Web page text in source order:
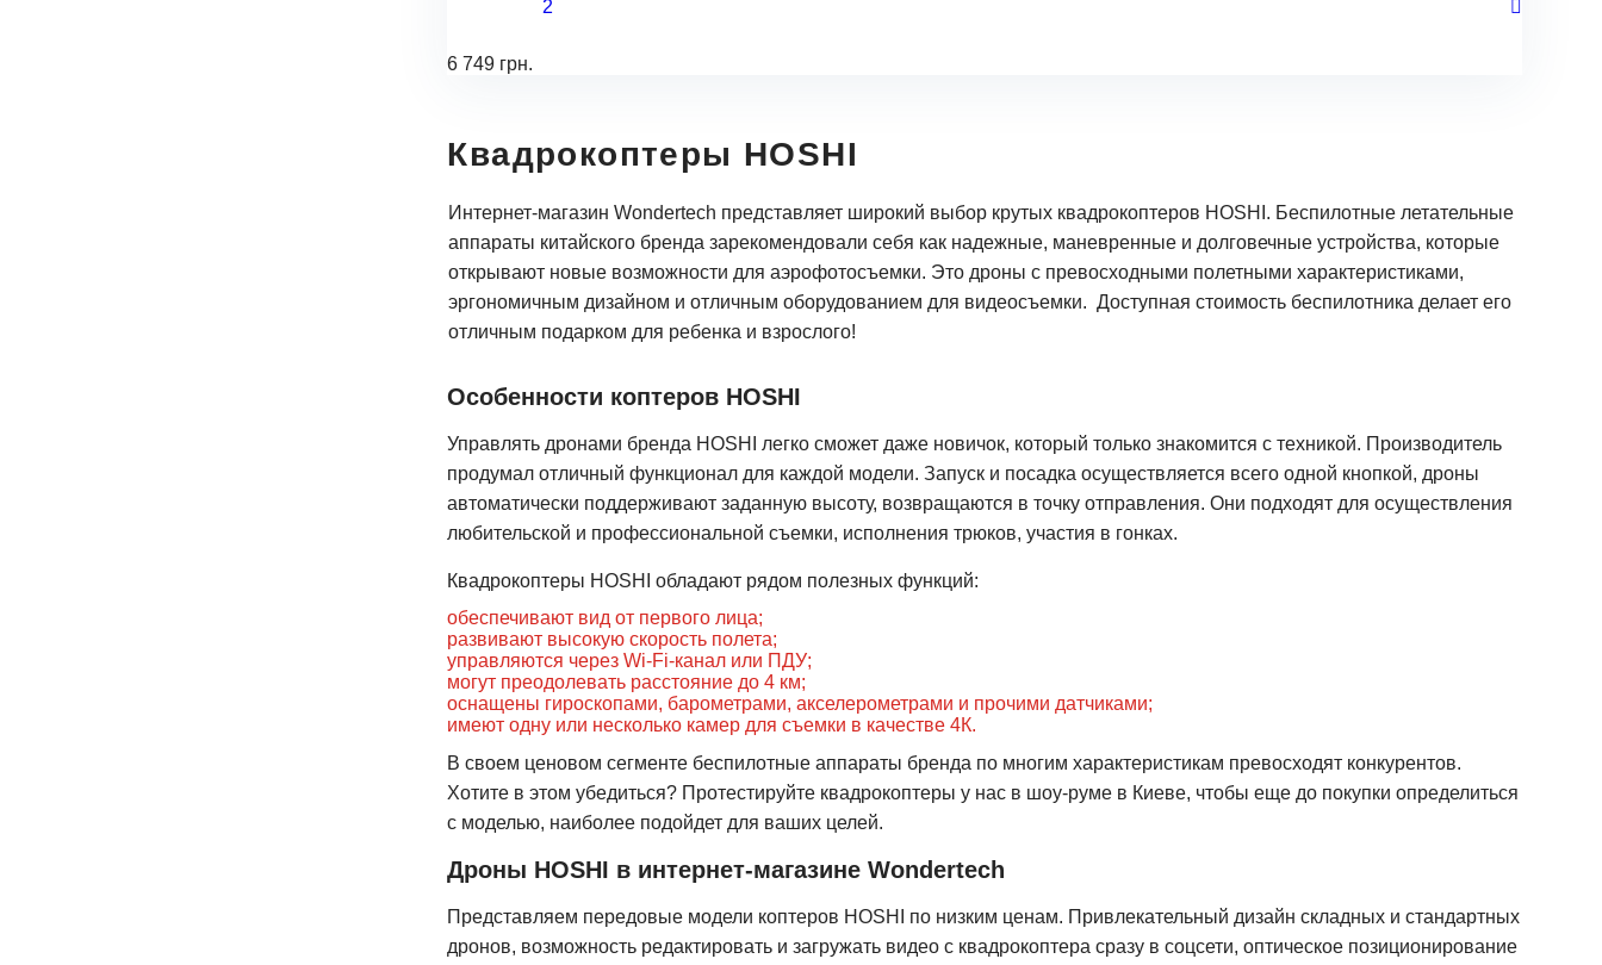
2
6 749 грн.
Квадрокоптеры HOSHI
Интернет-магазин Wondertech представляет широкий выбор крутых квадрокоптеров HOSHI. Беспилотные летательные
аппараты китайского бренда зарекомендовали себя как надежные, маневренные и долговечные устройства, которые
открывают новые возможности для аэрофотосъемки. Это дроны с превосходными полетными характеристиками,
эргономичным дизайном и отличным оборудованием для видеосъемки. Доступная стоимость беспилотника делает его
отличным подарком для ребенка и взрослого!
Особенности коптеров HOSHI
Управлять дронами бренда HOSHI легко сможет даже новичок, который только знакомится с техникой. Производитель
продумал отличный функционал для каждой модели. Запуск и посадка осуществляется всего одной кнопкой, дроны
автоматически поддерживают заданную высоту, возвращаются в точку отправления. Они подходят для осуществления
любительской и профессиональной съемки, исполнения трюков, участия в гонках.
Квадрокоптеры HOSHI обладают рядом полезных функций:
обеспечивают вид от первого лица;
развивают высокую скорость полета;
управляются через Wi-Fi-канал или ПДУ;
могут преодолевать расстояние до 4 км;
оснащены гироскопами, барометрами, акселерометрами и прочими датчиками;
имеют одну или несколько камер для съемки в качестве 4К.
В своем ценовом сегменте беспилотные аппараты бренда по многим характеристикам превосходят конкурентов.
Хотите в этом убедиться? Протестируйте квадрокоптеры у нас в шоу-руме в Киеве, чтобы еще до покупки определиться
с моделью, наиболее подойдет для ваших целей.
Дроны HOSHI в интернет-магазине Wondertech
Представляем передовые модели коптеров HOSHI по низким ценам. Привлекательный дизайн складных и стандартных
дронов, возможность редактировать и загружать видео с квадрокоптера сразу в соцсети, оптическое позиционирование